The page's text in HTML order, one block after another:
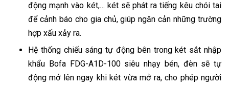
động mạnh vào két,… két sẽ phát ra tiếng kêu chói tai
để cảnh báo cho gia chủ, giúp ngăn cản những trường
hợp xấu xảy ra.
Hệ thống chiếu sáng tự động bên trong két sắt nhập
khẩu Bofa FDG-A1D-100 siêu nhạy bén, đèn sẽ tự
động mở lên ngay khi két vừa mở ra, cho phép người